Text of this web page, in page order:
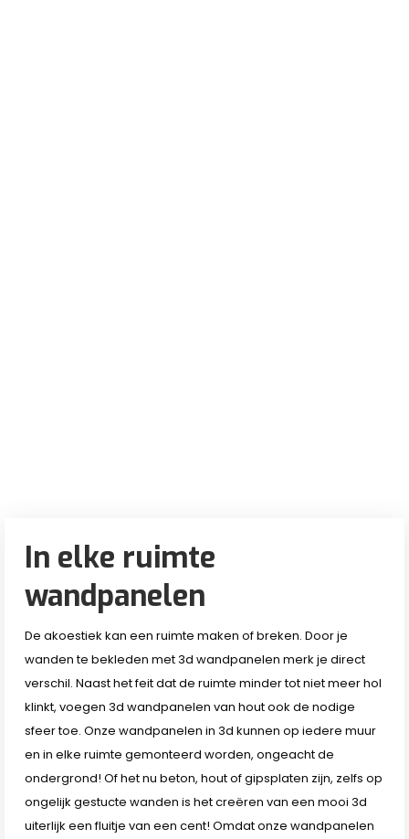
In elke ruimte
wandpanelen
De akoestiek kan een ruimte maken of breken. Door je
wanden te bekleden met 3d wandpanelen merk je direct
verschil. Naast het feit dat de ruimte minder tot niet meer hol
klinkt, voegen 3d wandpanelen van hout ook de nodige
sfeer toe. Onze wandpanelen in 3d kunnen op iedere muur
en in elke ruimte gemonteerd worden, ongeacht de
ondergrond! Of het nu beton, hout of gipsplaten zijn, zelfs op
ongelijk gestucte wanden is het creëren van een mooi 3d
uiterlijk een fluitje van een cent! Omdat onze wandpanelen